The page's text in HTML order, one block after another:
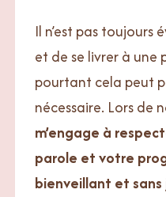
Il n’est pas
et de se livrer à une
pourtant cela peut
nécessaire. Lors de
m’engage à
parole et votre
bienveillant et